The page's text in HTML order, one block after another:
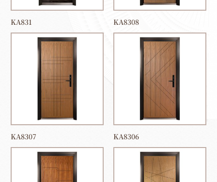
KA831 KA8308
KA8307 KA8306